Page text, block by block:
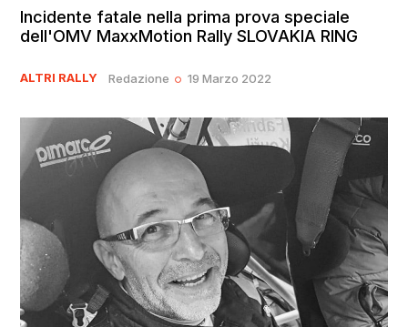
Incidente fatale nella prima prova speciale
dell'OMV MaxxMotion Rally SLOVAKIA RING
ALTRI RALLY Redazione 19 Marzo 2022